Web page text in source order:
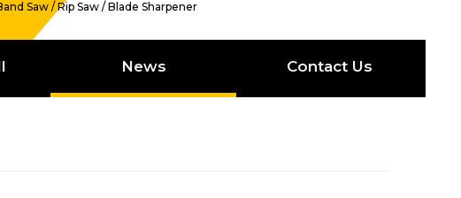
Saw / Rip Saw / Blade Sharpener
News Contact Us